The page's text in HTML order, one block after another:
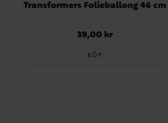
Transformers Folieballong 46 cm
Pris:39,00 kr
39,00 kr
KÖP